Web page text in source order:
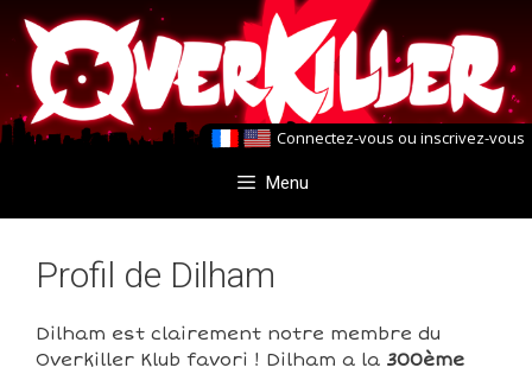
Aller
au
contenu
Aller
au
contenu
Connectez-vous ou inscrivez-vous
Menu
Profil de Dilham
Dilham est clairement notre membre du
Overkiller Klub favori ! Dilham a la 300ème